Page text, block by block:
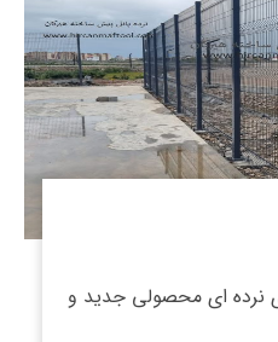
نرده ای محصولی جدید و